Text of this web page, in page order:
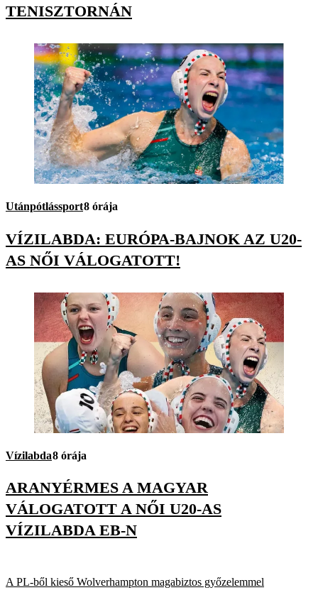
TENISZTORNÁN
Utánpótlássport8 órája
VÍZILABDA: EURÓPA-BAJNOK AZ U20-
AS NŐI VÁLOGATOTT!
Vízilabda8 órája
ARANYÉRMES A MAGYAR
VÁLOGATOTT A NŐI U20-AS
VÍZILABDA EB-N
A PL-ből kieső Wolverhampton magabiztos győzelemmel